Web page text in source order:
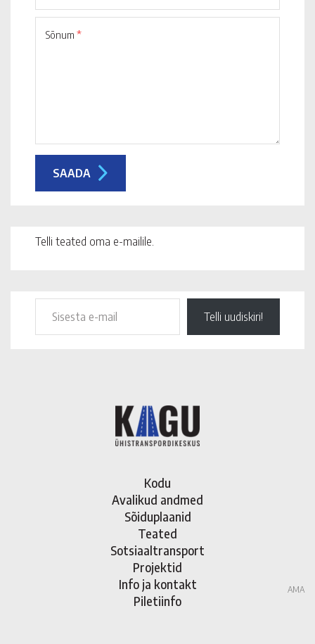
Sõnum *
Telli teated oma e-mailile.
Telli uudiskiri!
Kodu
Avalikud andmed
Sõiduplaanid
Teated
Sotsiaaltransport
Projektid
Info ja kontakt
Piletiinfo
AMA